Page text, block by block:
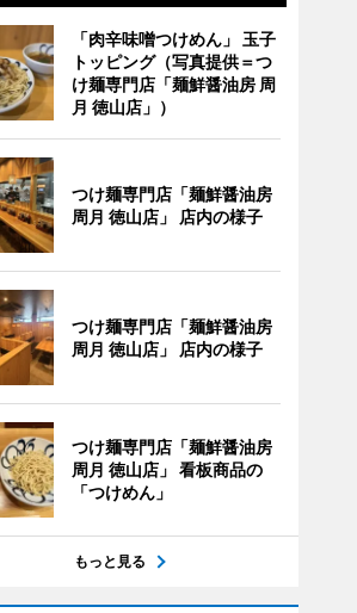
「肉辛味噌つけめん」 玉子
トッピング（写真提供＝つ
け麺専門店「麺鮮醤油房 周
月 徳山店」）
つけ麺専門店「麺鮮醤油房
周月 徳山店」 店内の様子
つけ麺専門店「麺鮮醤油房
周月 徳山店」 店内の様子
つけ麺専門店「麺鮮醤油房
周月 徳山店」 看板商品の
「つけめん」
もっと見る